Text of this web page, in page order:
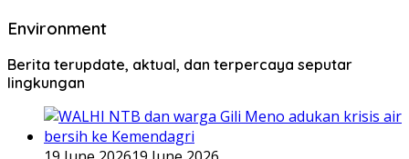
Environment
Berita terupdate, aktual, dan terpercaya seputar
lingkungan